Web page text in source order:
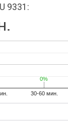
9331:
30-60 мин.
0%
0%